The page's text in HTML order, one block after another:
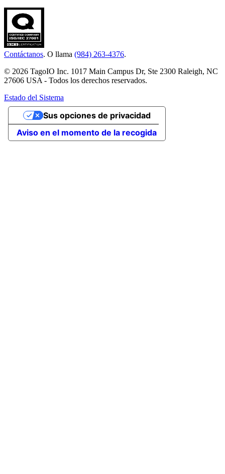
Contáctanos. O llama (984) 263-4376.
© 2026 TagoIO Inc. 1017 Main Campus Dr, Ste 2300 Raleigh, NC
27606 USA - Todos los derechos reservados.
Estado del Sistema
Aviso en el momento de la recogida
Sus opciones de privacidad